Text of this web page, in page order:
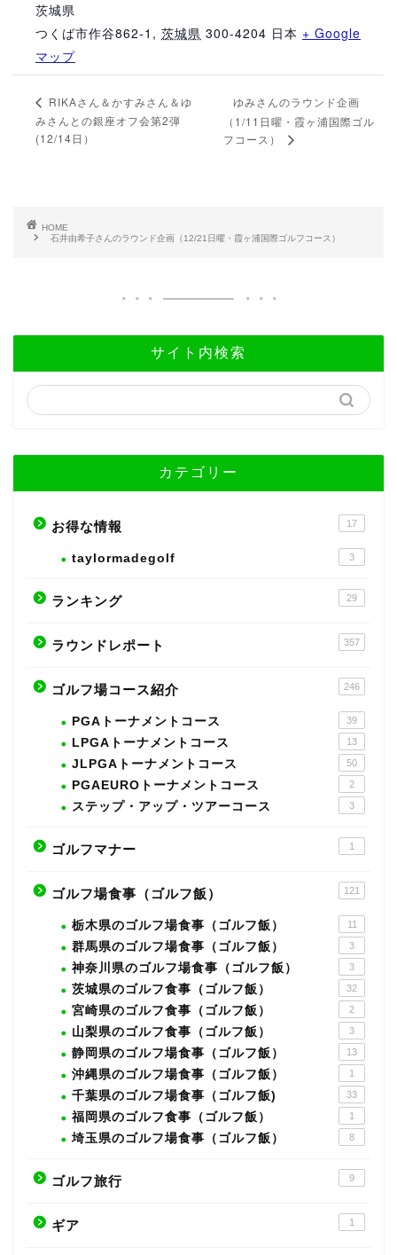
茨城県
つくば市作谷862-1 , 茨城県 300-4204 日本 + Google
マップ
RIKAさん＆かすみさん＆ゆ
みさんとの銀座オフ会第2弾
(12/14日）
ゆみさんのラウンド企画
（1/11日曜・霞ヶ浦国際ゴル
フコース）
HOME
石井由希子さんのラウンド企画（12/21日曜・霞ヶ浦国際ゴルフコース）
サイト内検索
カテゴリー
お得な情報 17
taylormadegolf 3
ランキング 29
ラウンドレポート 357
ゴルフ場コース紹介 246
PGAトーナメントコース 39
LPGAトーナメントコース 13
JLPGAトーナメントコース 50
PGAEUROトーナメントコース 2
ステップ・アップ・ツアーコース 3
ゴルフマナー 1
ゴルフ場食事（ゴルフ飯） 121
栃木県のゴルフ場食事（ゴルフ飯） 11
群馬県のゴルフ場食事（ゴルフ飯） 3
神奈川県のゴルフ場食事（ゴルフ飯） 3
茨城県のゴルフ食事（ゴルフ飯） 32
宮崎県のゴルフ食事（ゴルフ飯） 2
山梨県のゴルフ食事（ゴルフ飯） 3
静岡県のゴルフ場食事（ゴルフ飯） 13
沖縄県のゴルフ場食事（ゴルフ飯） 1
千葉県のゴルフ場食事（ゴルフ飯) 33
福岡県のゴルフ食事（ゴルフ飯） 1
埼玉県のゴルフ場食事（ゴルフ飯） 8
ゴルフ旅行 9
ギア 1